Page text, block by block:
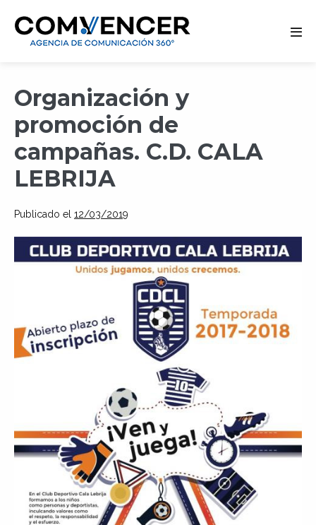
contenido
Organización y
promoción de
campañas. C.D. CALA
LEBRIJA
Publicado el 12/03/2019